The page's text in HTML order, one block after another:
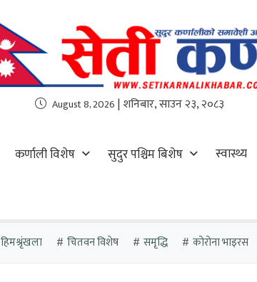
August 8, 2026 | शनिबार, साउन २३, २०८३
कर्णाली विशेष सुदुर पश्चिम बिशेष स्वास्थ्य
हिमश्रृंखला चितवन विशेष समृद्धि कोरोना भाइरस